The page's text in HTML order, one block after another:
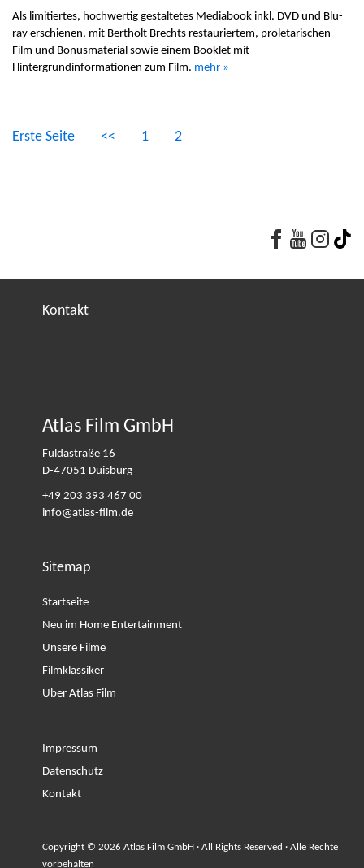
Als limitiertes, hochwertig gestaltetes Mediabook inkl. DVD und Blu-
ray erschienen, mit Bertholt Brechts restauriertem, proletarischen
Film und Bonusmaterial sowie einem Booklet mit
Hintergrundinformationen zum Film. mehr »
Erste Seite << 1 2
Kontakt
Atlas Film GmbH
Fuldastraße 16
D-47051 Duisburg
+49 203 393 467 00
info@atlas-film.de
Sitemap
Startseite
Neu im Home Entertainment
Unsere Filme
Filmklassiker
Über Atlas Film
Impressum
Datenschutz
Kontakt
Copyright © 2026 Atlas Film GmbH · All Rights Reserved · Alle Rechte
vorbehalten